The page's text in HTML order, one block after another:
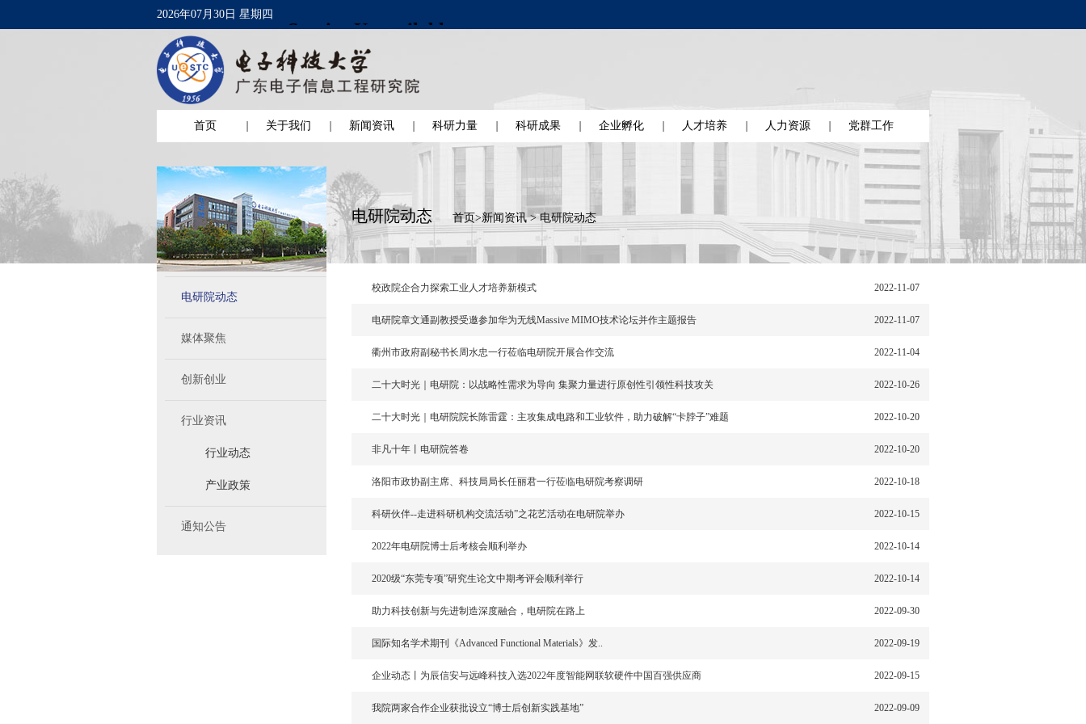
2026年07月30日 星期四
首页 关于我们 新闻资讯 科研力量 科研成果 企业孵化 人才培养 人力资源 党群工作
电研院动态
媒体聚焦
创新创业
行业资讯
行业动态
产业政策
通知公告
电研院动态 首页>新闻资讯>电研院动态
校政院企合力探索工业人才培养新模式 2022-11-07
电研院章文通副教授受邀参加华为无线Massive MIMO技术论坛并作主题报告 2022-11-07
衢州市政府副秘书长周水忠一行莅临电研院开展合作交流 2022-11-04
二十大时光｜电研院：以战略性需求为导向 集聚力量进行原创性引领性科技攻关 2022-10-26
二十大时光｜电研院院长陈雷霆：主攻集成电路和工业软件，助力破解“卡脖子”难题 2022-10-20
非凡十年丨电研院答卷 2022-10-20
洛阳市政协副主席、科技局局长任丽君一行莅临电研院考察调研 2022-10-18
科研伙伴--走进科研机构交流活动”之花艺活动在电研院举办 2022-10-15
2022年电研院博士后考核会顺利举办 2022-10-14
2020级“东莞专项”研究生论文中期考评会顺利举行 2022-10-14
助力科技创新与先进制造深度融合，电研院在路上 2022-09-30
国际知名学术期刊《Advanced Functional Materials》发.. 2022-09-19
企业动态丨为辰信安与远峰科技入选2022年度智能网联软硬件中国百强供应商 2022-09-15
我院两家合作企业获批设立“博士后创新实践基地” 2022-09-09